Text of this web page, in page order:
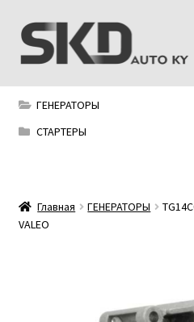
Перейти
навигации
Перейти
содержимому
SKD AUTO KY
Условия поставки
Мой аккаунт
Политика
ГЕНЕРАТОРЫ
СТАРТЕРЫ
Главная ГЕНЕРАТОРЫ
VALEO